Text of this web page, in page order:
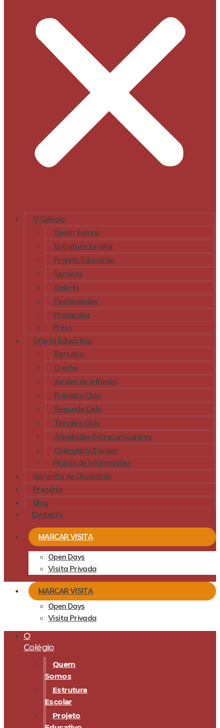
O Colégio
Quem Somos
Estrutura Escolar
Projeto Educativo
Serviços
Galeria
Festividades
Protocolos
Press
Oferta Educativa
Berçário
Creche
Jardim de Infância
Primeiro Ciclo
Segundo Ciclo
Terceiro Ciclo
Atividades Extracurriculares
Calendário Escolar
Pedido de Informações
Garantia de Qualidade
Preçário
Blog
Contacto
MARCAR VISITA
Open Days
Visita Privada
MARCAR VISITA
Open Days
Visita Privada
O
Colégio
Quem
Somos
Estrutura
Escolar
Projeto